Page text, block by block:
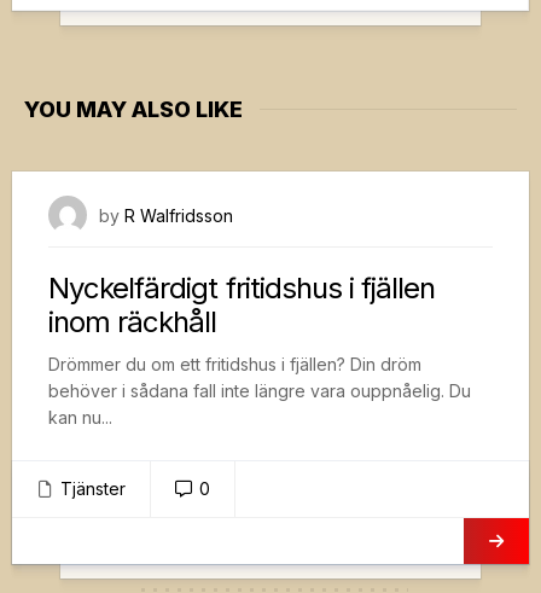
YOU MAY ALSO LIKE
by R Walfridsson
Nyckelfärdigt fritidshus i fjällen
inom räckhåll
Drömmer du om ett fritidshus i fjällen? Din dröm
behöver i sådana fall inte längre vara ouppnåelig. Du
kan nu...
Tjänster 0